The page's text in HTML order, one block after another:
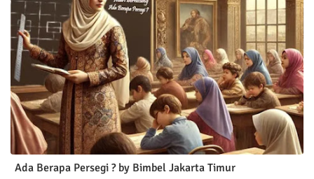
Ada Berapa Persegi ? by Bimbel Jakarta Timur